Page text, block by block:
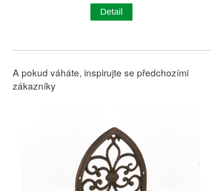
Detail
A pokud váháte, inspirujte se předchozími
zákazníky